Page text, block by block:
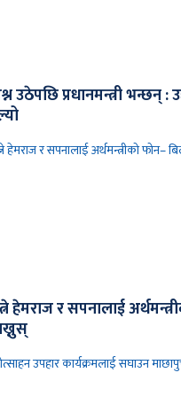
उठेपछि प्रधानमन्त्री भन्छन् :
हेमराज र सपनालाई